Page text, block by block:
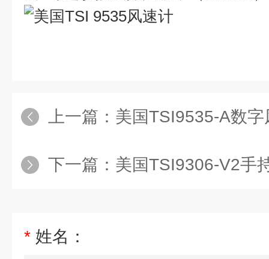
上一篇： 美国TSI9535-A数字
下一篇： 美国TSI9306-V2手
* 姓名：